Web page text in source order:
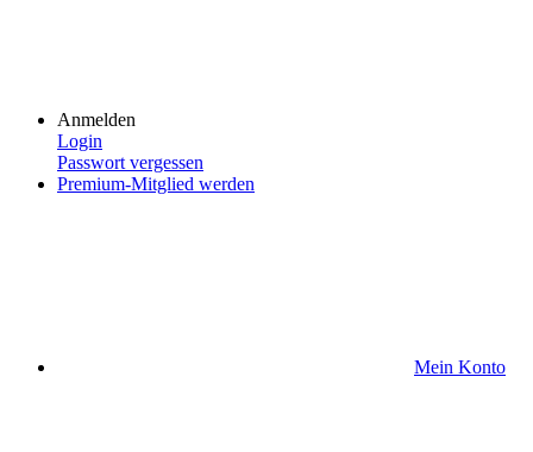
Anmelden
Login
Passwort vergessen
Premium-Mitglied werden
Mein Konto